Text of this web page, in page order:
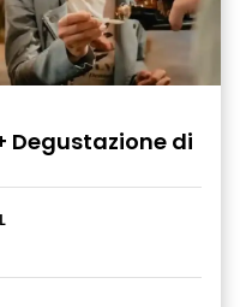
Degustazione di